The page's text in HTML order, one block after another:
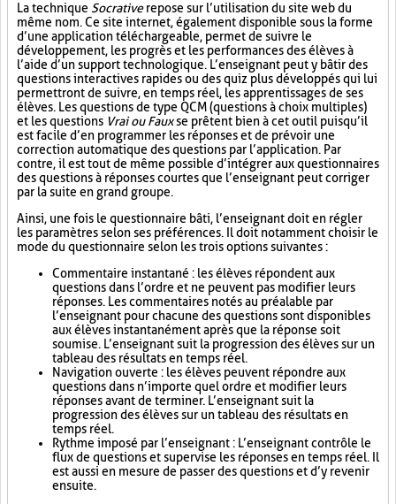
La technique Socrativerepose sur l’utilisation du site web du
même nom. Ce site internet, également disponible sous la forme
d’une application téléchargeable, permet de suivre le
développement, les progrès et les performances des élèves à
l’aide d’un support technologique. L’enseignant peut y bâtir des
questions interactives rapides ou des quiz plus développés qui lui
permettront de suivre, en temps réel, les apprentissages de ses
élèves. Les questions de type QCM (questions à choix multiples)
et les questions Vrai ou Fauxse prêtent bien à cet outil puisqu’il
est facile d’en programmer les réponses et de prévoir une
correction automatique des questions par l’application. Par
contre, il est tout de même possible d’intégrer aux questionnaires
des questions à réponses courtes que l’enseignant peut corriger
par la suite en grand groupe.
Ainsi, une fois le questionnaire bâti, l’enseignant doit en régler
les paramètres selon ses préférences. Il doit notamment choisir le
mode du questionnaire selon les trois options suivantes :
Commentaire instantané : les élèves répondent aux
questions dans l’ordre et ne peuvent pas modifier leurs
réponses. Les commentaires notés au préalable par
l’enseignant pour chacune des questions sont disponibles
aux élèves instantanément après que la réponse soit
soumise. L’enseignant suit la progression des élèves sur un
tableau des résultats en temps réel.
Navigation ouverte : les élèves peuvent répondre aux
questions dans n’importe quel ordre et modifier leurs
réponses avant de terminer. L’enseignant suit la
progression des élèves sur un tableau des résultats en
temps réel.
Rythme imposé par l’enseignant : L’enseignant contrôle le
flux de questions et supervise les réponses en temps réel. Il
est aussi en mesure de passer des questions et d’y revenir
ensuite.